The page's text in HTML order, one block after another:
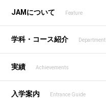
JAMについて Feature
学科・コース紹介 Department
実績 Achievements
入学案内 Entrance Guide